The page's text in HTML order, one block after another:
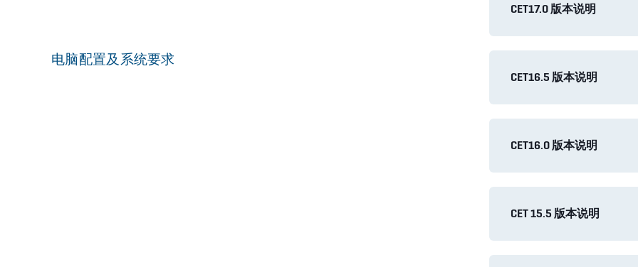
电脑配置及系统要求
CET17.0 版本说明
CET16.5 版本说明
CET16.0 版本说明
CET 15.5 版本说明